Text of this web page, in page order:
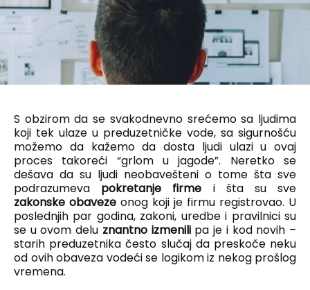
S obzirom da se svakodnevno srećemo sa ljudima
koji tek ulaze u preduzetničke vode, sa sigurnošću
možemo da kažemo da dosta ljudi ulazi u ovaj
proces takoreći “grlom u jagode”. Neretko se
dešava da su ljudi neobavešteni o tome šta sve
podrazumeva pokretanje firme i šta su sve
zakonske obaveze onog koji je firmu registrovao. U
poslednjih par godina, zakoni, uredbe i pravilnici su
se u ovom delu znantno izmenilipa je i kod novih –
starih preduzetnika često slučaj da preskoče neku
od ovih obaveza vodeći se logikom iz nekog prošlog
vremena.